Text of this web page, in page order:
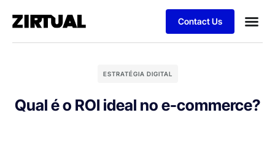
Contact Us
ESTRATÉGIA DIGITAL
Qual é o ROI ideal no e-commerce?